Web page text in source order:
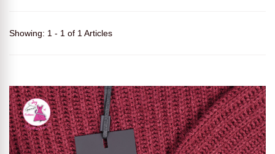
Showing: 1 - 1 of 1 Articles